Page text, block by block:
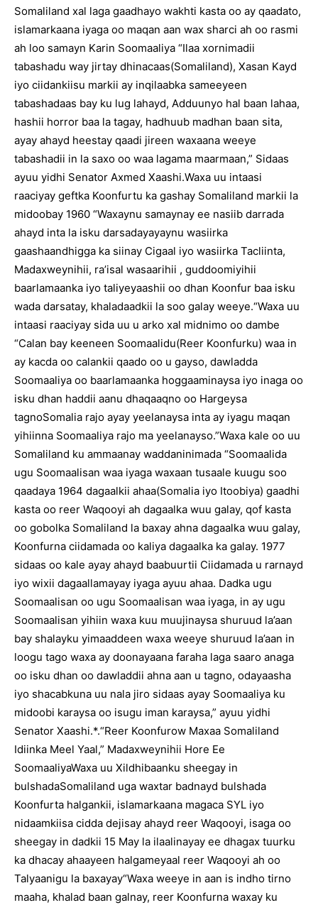
Somaliland xal laga gaadhayo wakhti kasta oo ay qaadato,
islamarkaana iyaga oo maqan aan wax sharci ah oo rasmi
ah loo samayn Karin Soomaaliya “Ilaa xornimadii
tabashadu way jirtay dhinacaas(Somaliland), Xasan Kayd
iyo ciidankiisu markii ay inqilaabka sameeyeen
tabashadaas bay ku lug lahayd, Adduunyo hal baan lahaa,
hashii horror baa la tagay, hadhuub madhan baan sita,
ayay ahayd heestay qaadi jireen waxaana weeye
tabashadii in la saxo oo waa lagama maarmaan,” Sidaas
ayuu yidhi Senator Axmed Xaashi.Waxa uu intaasi
raaciyay geftka Koonfurtu ka gashay Somaliland markii la
midoobay 1960 “Waxaynu samaynay ee nasiib darrada
ahayd inta la isku darsadayayaynu wasiirka
gaashaandhigga ka siinay Cigaal iyo wasiirka Tacliinta,
Madaxweynihii, ra’isal wasaarihii , guddoomiyihii
baarlamaanka iyo taliyeyaashii oo dhan Koonfur baa isku
wada darsatay, khaladaadkii la soo galay weeye.“Waxa uu
intaasi raaciyay sida uu u arko xal midnimo oo dambe
“Calan bay keeneen Soomaalidu(Reer Koonfurku) waa in
ay kacda oo calankii qaado oo u gayso, dawladda
Soomaaliya oo baarlamaanka hoggaaminaysa iyo inaga oo
isku dhan haddii aanu dhaqaaqno oo Hargeysa
tagnoSomalia rajo ayay yeelanaysa inta ay iyagu maqan
yihiinna Soomaaliya rajo ma yeelanayso.”Waxa kale oo uu
Somaliland ku ammaanay waddaninimada “Soomaalida
ugu Soomaalisan waa iyaga waxaan tusaale kuugu soo
qaadaya 1964 dagaalkii ahaa(Somalia iyo Itoobiya) gaadhi
kasta oo reer Waqooyi ah dagaalka wuu galay, qof kasta
oo gobolka Somaliland la baxay ahna dagaalka wuu galay,
Koonfurna ciidamada oo kaliya dagaalka ka galay. 1977
sidaas oo kale ayay ahayd baabuurtii Ciidamada u rarnayd
iyo wixii dagaallamayay iyaga ayuu ahaa. Dadka ugu
Soomaalisan oo ugu Soomaalisan waa iyaga, in ay ugu
Soomaalisan yihiin waxa kuu muujinaysa shuruud la’aan
bay shalayku yimaaddeen waxa weeye shuruud la’aan in
loogu tago waxa ay doonayaana faraha laga saaro anaga
oo isku dhan oo dawladdii ahna aan u tagno, odayaasha
iyo shacabkuna uu nala jiro sidaas ayay Soomaaliya ku
midoobi karaysa oo isugu iman karaysa,” ayuu yidhi
Senator Xaashi.*.“Reer Koonfurow Maxaa Somaliland
Idiinka Meel Yaal,” Madaxweynihii Hore Ee
SoomaaliyaWaxa uu Xildhibaanku sheegay in
bulshadaSomaliland uga waxtar badnayd bulshada
Koonfurta halgankii, islamarkaana magaca SYL iyo
nidaamkiisa cidda dejisay ahayd reer Waqooyi, isaga oo
sheegay in dadkii 15 May la ilaalinayay ee dhagax tuurku
ka dhacay ahaayeen halgameyaal reer Waqooyi ah oo
Talyaanigu la baxayay“Waxa weeye in aan is indho tirno
maaha, khalad baan galnay, reer Koonfurna waxay ku